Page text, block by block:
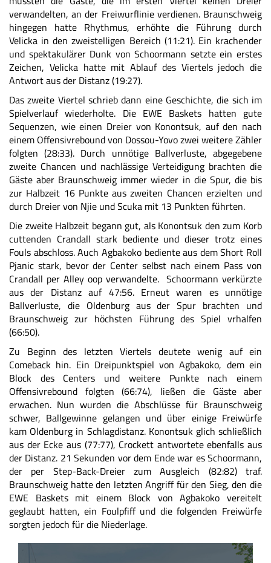
verwandelten, an der Freiwurflinie verdienen. Braunschweig
hingegen hatte Rhythmus, erhöhte die Führung durch
Velicka in den zweistelligen Bereich (11:21). Ein krachender
und spektakulärer Dunk von Schoormann setzte ein erstes
Zeichen, Velicka hatte mit Ablauf des Viertels jedoch die
Antwort aus der Distanz (19:27).
Das zweite Viertel schrieb dann eine Geschichte, die sich im
Spielverlauf wiederholte. Die EWE Baskets hatten gute
Sequenzen, wie einen Dreier von Konontsuk, auf den nach
einem Offensivrebound von Dossou-Yovo zwei weitere Zähler
folgten (28:33). Durch unnötige Ballverluste, abgegebene
zweite Chancen und nachlässige Verteidigung brachten die
Gäste aber Braunschweig immer wieder in die Spur, die bis
zur Halbzeit 16 Punkte aus zweiten Chancen erzielten und
durch Dreier von Njie und Scuka mit 13 Punkten führten.
Die zweite Halbzeit begann gut, als Konontsuk den zum Korb
cuttenden Crandall stark bediente und dieser trotz eines
Fouls abschloss. Auch Agbakoko bediente aus dem Short Roll
Pjanic stark, bevor der Center selbst nach einem Pass von
Crandall per Alley oop verwandelte. Schoormann verkürzte
aus der Distanz auf 47:56. Erneut waren es unnötige
Ballverluste, die Oldenburg aus der Spur brachten und
Braunschweig zur höchsten Führung des Spiel vrhalfen
(66:50).
Zu Beginn des letzten Viertels deutete wenig auf ein
Comeback hin. Ein Dreipunktspiel von Agbakoko, dem ein
Block des Centers und weitere Punkte nach einem
Offensivrebound folgten (66:74), ließen die Gäste aber
erwachen. Nun wurden die Abschlüsse für Braunschweig
schwer, Ballgewinne gelangen und über einige Freiwürfe
kam Oldenburg in Schlagdistanz. Konontsuk glich schließlich
aus der Ecke aus (77:77), Crockett antwortete ebenfalls aus
der Distanz. 21 Sekunden vor dem Ende war es Schoormann,
der per Step-Back-Dreier zum Ausgleich (82:82) traf.
Braunschweig hatte den letzten Angriff für den Sieg, den die
EWE Baskets mit einem Block von Agbakoko vereitelt
geglaubt hatten, ein Foulpfiff und die folgenden Freiwürfe
sorgten jedoch für die Niederlage.